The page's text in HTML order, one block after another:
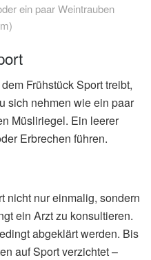
ein paar Weintrauben
Frühstück Sport treibt,
sich nehmen wie ein paar
Müsliriegel. Ein leerer
Erbrechen führen.
nicht nur einmalig, sondern
ein Arzt zu konsultieren.
abgeklärt werden. Bis
auf Sport verzichtet –